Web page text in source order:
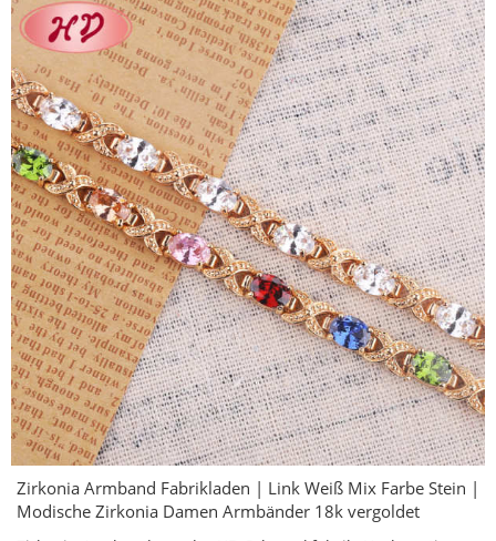
Zirkonia Armband Fabrikladen | Link Weiß Mix Farbe Stein |
Modische Zirkonia Damen Armbänder 18k vergoldet